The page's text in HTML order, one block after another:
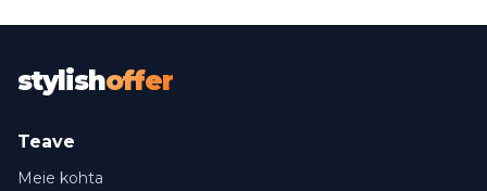
stylishoffer
Teave
Meie kohta